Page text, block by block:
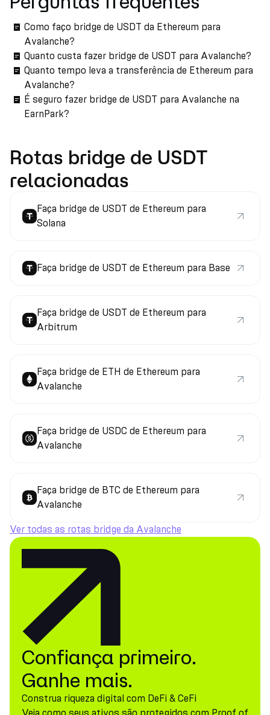
Como faço bridge de USDT da Ethereum para
Avalanche?
Quanto custa fazer bridge de USDT para Avalanche?
Quanto tempo leva a transferência de Ethereum para
Avalanche?
É seguro fazer bridge de USDT para Avalanche na
EarnPark?
Rotas bridge de USDT
relacionadas
Faça bridge de USDT de Ethereum para
Solana
Faça bridge de USDT de Ethereum para Base
Faça bridge de USDT de Ethereum para
Arbitrum
Faça bridge de ETH de Ethereum para
Avalanche
Faça bridge de USDC de Ethereum para
Avalanche
Faça bridge de BTC de Ethereum para
Avalanche
Ver todas as rotas bridge da Avalanche
Confiança primeiro.
Ganhe mais.
Construa riqueza digital com DeFi & CeFi